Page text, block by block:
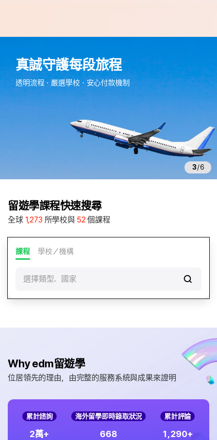
真誠守護每段旅程
透明流程・嚴選學校・安心付款機制
3/6
留遊學課程快速搜尋
全球 1,273 所學校與 52 個課程
課程 學校／機構
選擇類型、國家
Why edm留遊學
位居領先的理由，由完整的服務系統與成果來證明
累計諮詢
2萬+
海外留學即時錄取狀況
668
累計評論
1 290+